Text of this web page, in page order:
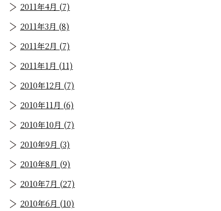
2011年4月 (7)
2011年3月 (8)
2011年2月 (7)
2011年1月 (11)
2010年12月 (7)
2010年11月 (6)
2010年10月 (7)
2010年9月 (3)
2010年8月 (9)
2010年7月 (27)
2010年6月 (10)